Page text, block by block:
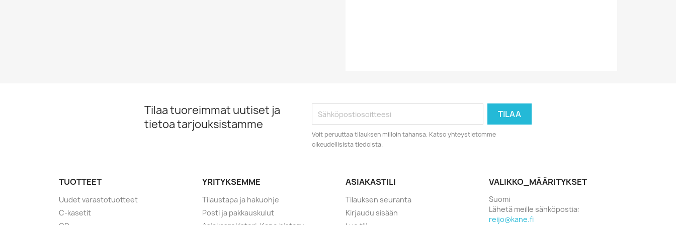
Tilaa tuoreimmat uutiset ja
tietoa tarjouksistamme
Voit peruuttaa tilauksen milloin tahansa. Katso yhteystietomme
oikeudellisista tiedoista.
TUOTTEET
Uudet varastotuotteet
C-kasetit
YRITYKSEMME
Tilaustapa ja hakuohje
Posti ja pakkauskulut
ASIAKASTILI
Tilauksen seuranta
Kirjaudu sisään
VALIKKO_MÄÄRITYKSET
Suomi
Lähetä meille sähköpostia:
reijo@kane.fi